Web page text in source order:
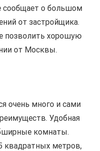
сообщает о большом
от застройщика.
позволить хорошую
от Москвы.
очень много и сами
Удобная
комнаты.
квадратных метров,